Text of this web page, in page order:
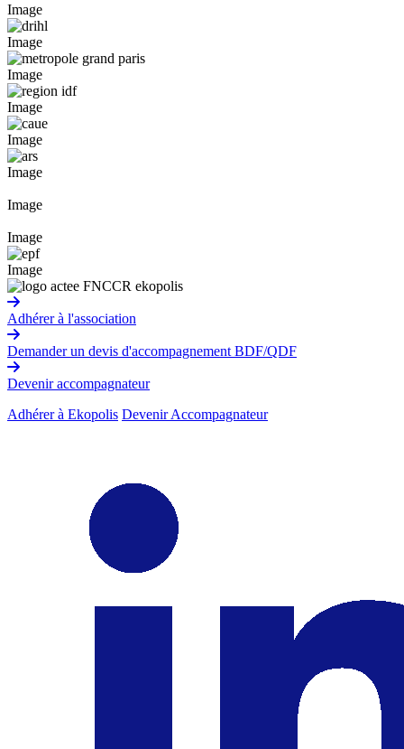
Image
Image
Image
Image
Image
Image
Image
Image
Image
Adhérer à l'association
Demander un devis d'accompagnement BDF/QDF
Devenir accompagnateur
Adhérer à Ekopolis Devenir Accompagnateur